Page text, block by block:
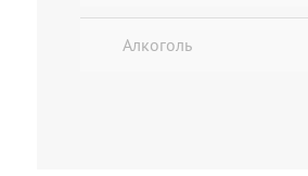
Алкоголь